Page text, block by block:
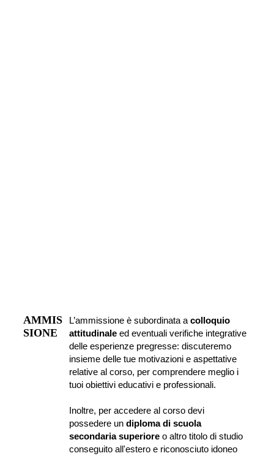
AMMIS
SIONE
L’ammissione è subordinata a colloquio
attitudinale ed eventuali verifiche integrative
delle esperienze pregresse: discuteremo
insieme delle tue motivazioni e aspettative
relative al corso, per comprendere meglio i
tuoi obiettivi educativi e professionali.
Inoltre, per accedere al corso devi
possedere un diploma di scuola
secondaria superiore o altro titolo di studio
conseguito all'estero e riconosciuto idoneo